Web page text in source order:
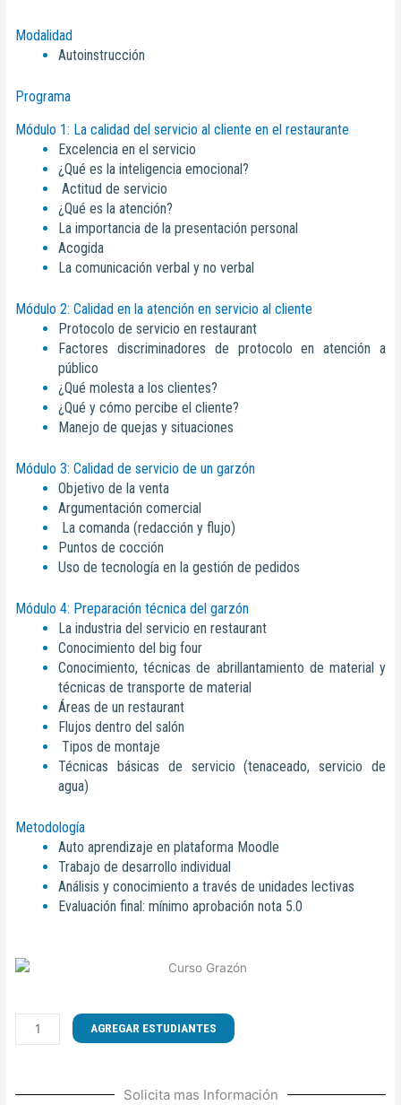
Modalidad
Autoinstrucción
Programa
Módulo 1: La calidad del servicio al cliente en el restaurante
Excelencia en el servicio
¿Qué es la inteligencia emocional?
Actitud de servicio
¿Qué es la atención?
La importancia de la presentación personal
Acogida
La comunicación verbal y no verbal
Módulo 2: Calidad en la atención en servicio al cliente
Protocolo de servicio en restaurant
Factores discriminadores de protocolo en atención a
público
¿Qué molesta a los clientes?
¿Qué y cómo percibe el cliente?
Manejo de quejas y situaciones
Módulo 3: Calidad de servicio de un garzón
Objetivo de la venta
Argumentación comercial
La comanda (redacción y flujo)
Puntos de cocción
Uso de tecnología en la gestión de pedidos
Módulo 4: Preparación técnica del garzón
La industria del servicio en restaurant
Conocimiento del big four
Conocimiento, técnicas de abrillantamiento de material y
técnicas de transporte de material
Áreas de un restaurant
Flujos dentro del salón
Tipos de montaje
Técnicas básicas de servicio (tenaceado, servicio de
agua)
Metodología
Auto aprendizaje en plataforma Moodle
Trabajo de desarrollo individual
Análisis y conocimiento a través de unidades lectivas
Evaluación final: mínimo aprobación nota 5.0
CURSO
DE
AGREGAR ESTUDIANTES
Solicita mas Información